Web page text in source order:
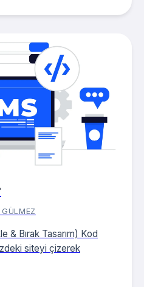
& Bırak Tasarım) Kod
siteyi çizerek